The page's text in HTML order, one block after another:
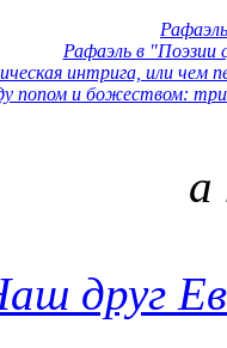
Рафаэль в "Поэзии
интрига, или чем
попом и божеством: три
а
друг